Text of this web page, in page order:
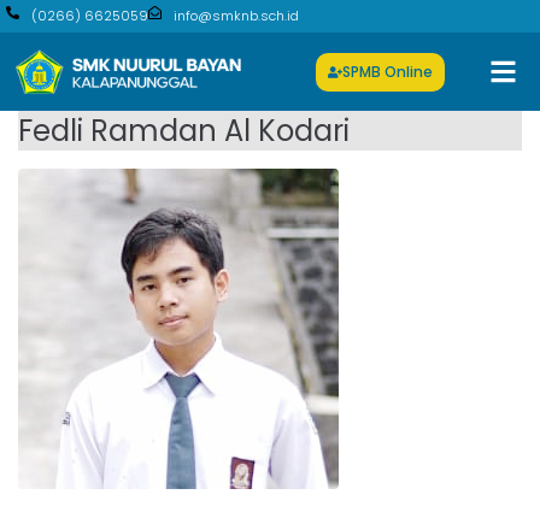
(0266) 6625059 info@smknb.sch.id
SPMB Online
Fedli Ramdan Al Kodari